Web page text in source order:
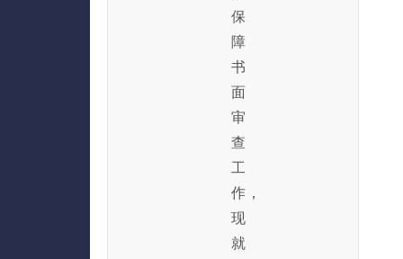
保
障
书
面
审
查
工
作，
现
就